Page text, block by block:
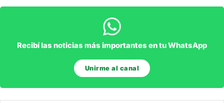
Recibí las noticias más importantes en tu WhatsApp
Unirme al canal